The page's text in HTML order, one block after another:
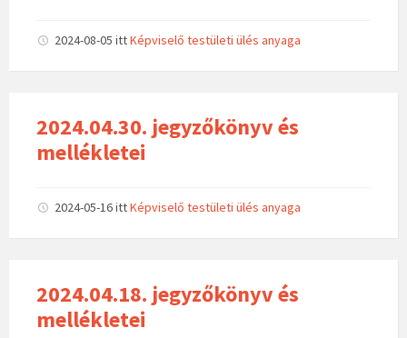
2024-08-05 ittKépviselő testületi ülés anyaga
2024.04.30. jegyzőkönyv és
mellékletei
2024-05-16ittKépviselő testületi ülés anyaga
2024.04.18. jegyzőkönyv és
mellékletei